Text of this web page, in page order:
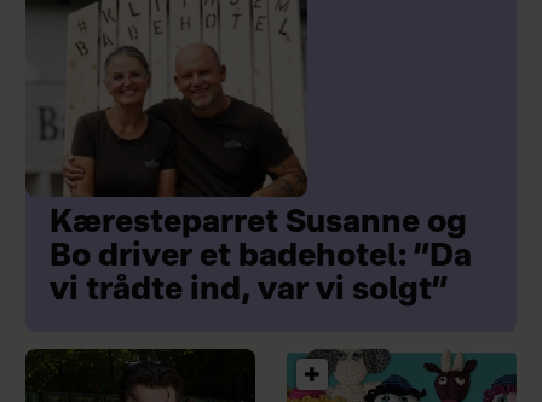
Kæresteparret Susanne og
Bo driver et badehotel: ”Da
vi trådte ind, var vi solgt”